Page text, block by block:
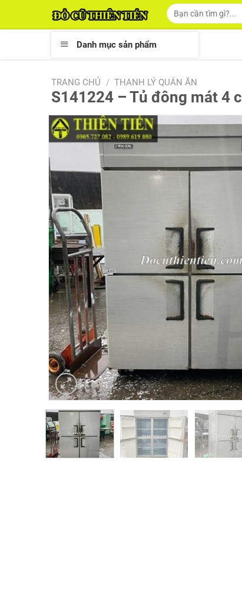
Tìm
kiếm:
Danh mục sản phẩm
TRANG CHỦ / THANH LÝ QUÁN ĂN
S141224 – Tủ đông mát 4